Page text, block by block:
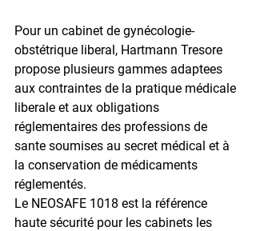
Pour un cabinet de gynécologie-
obstétrique liberal, Hartmann Tresore
propose plusieurs gammes adaptees
aux contraintes de la pratique médicale
liberale et aux obligations
réglementaires des professions de
sante soumises au secret médical et à
la conservation de médicaments
réglementés.
Le NEOSAFE 1018 est la référence
haute sécurité pour les cabinets les